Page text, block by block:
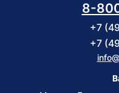
8-
+7
+7